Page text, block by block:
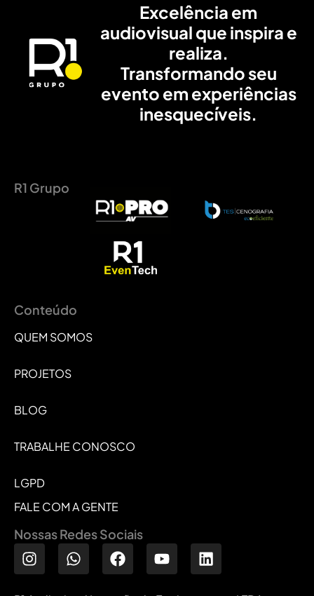
Excelência em
audiovisual que inspira e
realiza.
Transformando seu
evento em experiências
inesquecíveis.
R1 Grupo
Conteúdo
QUEM SOMOS
PROJETOS
BLOG
TRABALHE CONOSCO
LGPD
FALE COM A GENTE
Nossas Redes Sociais